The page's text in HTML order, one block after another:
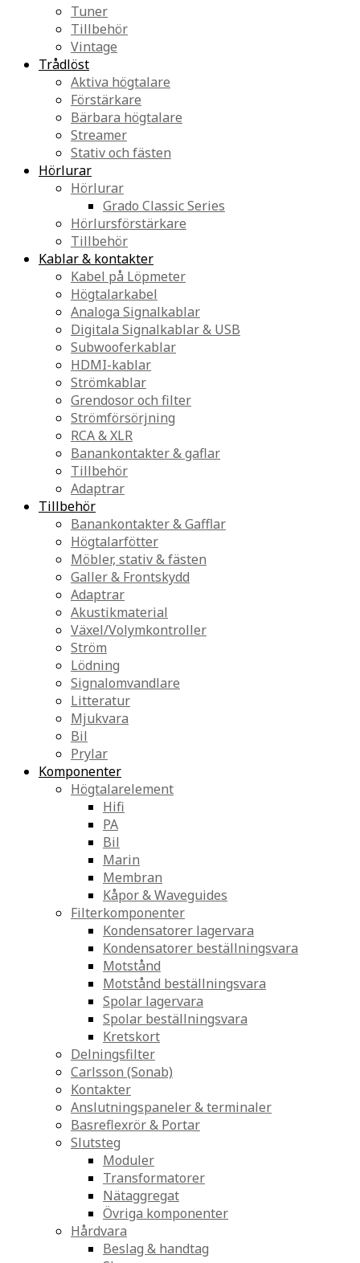
Tuner
Tillbehör
Vintage
Trådlöst
Aktiva högtalare
Förstärkare
Bärbara högtalare
Streamer
Stativ och fästen
Hörlurar
Hörlurar
Grado Classic Series
Hörlursförstärkare
Tillbehör
Kablar & kontakter
Kabel på Löpmeter
Högtalarkabel
Analoga Signalkablar
Digitala Signalkablar & USB
Subwooferkablar
HDMI-kablar
Strömkablar
Grendosor och filter
Strömförsörjning
RCA & XLR
Banankontakter & gaflar
Tillbehör
Adaptrar
Tillbehör
Banankontakter & Gafflar
Högtalarfötter
Möbler, stativ & fästen
Galler & Frontskydd
Adaptrar
Akustikmaterial
Växel/Volymkontroller
Ström
Lödning
Signalomvandlare
Litteratur
Mjukvara
Bil
Prylar
Komponenter
Högtalarelement
Hifi
PA
Bil
Marin
Membran
Kåpor & Waveguides
Filterkomponenter
Kondensatorer lagervara
Kondensatorer beställningsvara
Motstånd
Motstånd beställningsvara
Spolar lagervara
Spolar beställningsvara
Kretskort
Delningsfilter
Carlsson (Sonab)
Kontakter
Anslutningspaneler & terminaler
Basreflexrör & Portar
Slutsteg
Moduler
Transformatorer
Nätaggregat
Övriga komponenter
Hårdvara
Beslag & handtag